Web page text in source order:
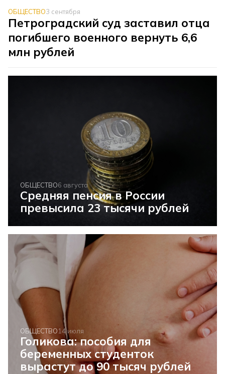
ОБЩЕСТВО3 сентября
Петроградский суд заставил отца
погибшего военного вернуть 6,6
млн рублей
ОБЩЕСТВО6 августа
Средняя пенсия в России
превысила 23 тысячи рублей
ОБЩЕСТВО14 июля
Голикова: пособия для
беременных студенток
вырастут до 90 тысяч рублей